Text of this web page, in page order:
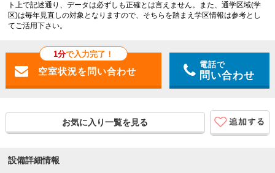
ト上で記述通り、データは必ずしも正確とは言えません。また、通学区域(学
区)は毎年見直しの対象となりますので、そちらを踏まえ学区情報は参考とし
てご活用下さい。
1分で入力完了！
電話で
問い合わせ
お気に入り一覧を見る
設備詳細情報